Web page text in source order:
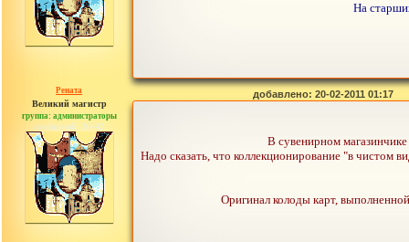
На
Рената
Великий магистр
группа: администраторы
сообщений: 30442
добавлено: 20-02-2011 01:17
В сувенирном
Надо сказать, что коллекционирование "в чистом
Оригинал колоды карт,